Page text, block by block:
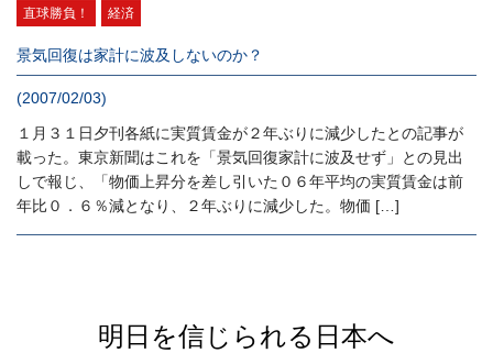
直球勝負！ 経済
景気回復は家計に波及しないのか？
(2007/02/03)
１月３１日夕刊各紙に実質賃金が２年ぶりに減少したとの記事が
載った。東京新聞はこれを「景気回復家計に波及せず」との見出
しで報じ、「物価上昇分を差し引いた０６年平均の実質賃金は前
年比０．６％減となり、２年ぶりに減少した。物価 […]
明日を信じられる日本へ